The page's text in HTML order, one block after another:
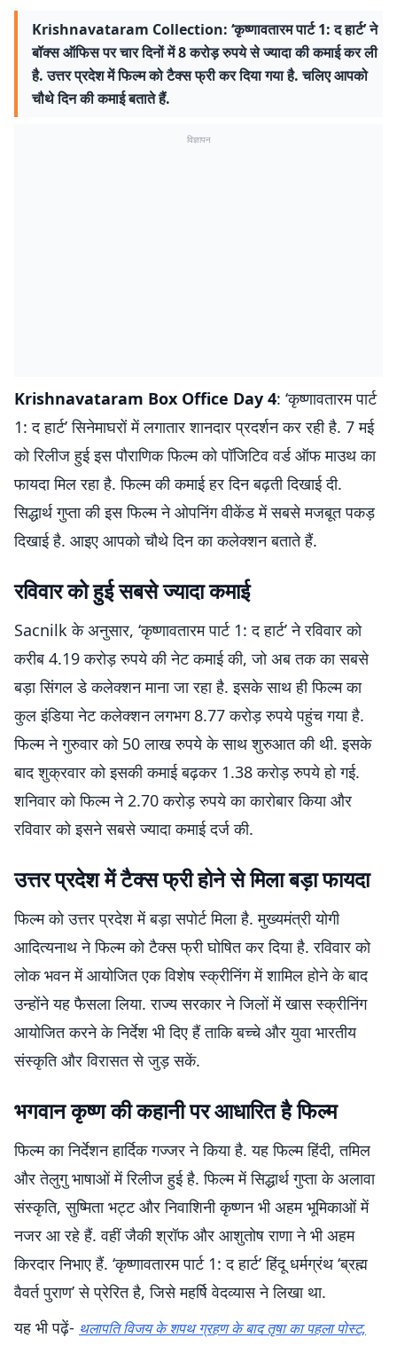
Krishnavataram Collection: ‘कृष्णावतारम पार्ट 1: द हार्ट’ ने
बॉक्स ऑफिस पर चार दिनों में 8 करोड़ रुपये से ज्यादा की कमाई कर ली
है. उत्तर प्रदेश में फिल्म को टैक्स फ्री कर दिया गया है. चलिए आपको
चौथे दिन की कमाई बताते हैं.
विज्ञापन
Krishnavataram Box Office Day 4: ‘कृष्णावतारम पार्ट
1: द हार्ट’ सिनेमाघरों में लगातार शानदार प्रदर्शन कर रही है. 7 मई
को रिलीज हुई इस पौराणिक फिल्म को पॉजिटिव वर्ड ऑफ माउथ का
फायदा मिल रहा है. फिल्म की कमाई हर दिन बढ़ती दिखाई दी.
सिद्धार्थ गुप्ता की इस फिल्म ने ओपनिंग वीकेंड में सबसे मजबूत पकड़
दिखाई है. आइए आपको चौथे दिन का कलेक्शन बताते हैं.
रविवार को हुई सबसे ज्यादा कमाई
Sacnilk के अनुसार, ‘कृष्णावतारम पार्ट 1: द हार्ट’ ने रविवार को
करीब 4.19 करोड़ रुपये की नेट कमाई की, जो अब तक का सबसे
बड़ा सिंगल डे कलेक्शन माना जा रहा है. इसके साथ ही फिल्म का
कुल इंडिया नेट कलेक्शन लगभग 8.77 करोड़ रुपये पहुंच गया है.
फिल्म ने गुरुवार को 50 लाख रुपये के साथ शुरुआत की थी. इसके
बाद शुक्रवार को इसकी कमाई बढ़कर 1.38 करोड़ रुपये हो गई.
शनिवार को फिल्म ने 2.70 करोड़ रुपये का कारोबार किया और
रविवार को इसने सबसे ज्यादा कमाई दर्ज की.
उत्तर प्रदेश में टैक्स फ्री होने से मिला बड़ा फायदा
फिल्म को उत्तर प्रदेश में बड़ा सपोर्ट मिला है. मुख्यमंत्री योगी
आदित्यनाथ ने फिल्म को टैक्स फ्री घोषित कर दिया है. रविवार को
लोक भवन में आयोजित एक विशेष स्क्रीनिंग में शामिल होने के बाद
उन्होंने यह फैसला लिया. राज्य सरकार ने जिलों में खास स्क्रीनिंग
आयोजित करने के निर्देश भी दिए हैं ताकि बच्चे और युवा भारतीय
संस्कृति और विरासत से जुड़ सकें.
भगवान कृष्ण की कहानी पर आधारित है फिल्म
फिल्म का निर्देशन हार्दिक गज्जर ने किया है. यह फिल्म हिंदी, तमिल
और तेलुगु भाषाओं में रिलीज हुई है. फिल्म में सिद्धार्थ गुप्ता के अलावा
संस्कृति, सुष्मिता भट्ट और निवाशिनी कृष्णन भी अहम भूमिकाओं में
नजर आ रहे हैं. वहीं जैकी श्रॉफ और आशुतोष राणा ने भी अहम
किरदार निभाए हैं. ‘कृष्णावतारम पार्ट 1: द हार्ट’ हिंदू धर्मग्रंथ ‘ब्रह्म
वैवर्त पुराण’ से प्रेरित है, जिसे महर्षि वेदव्यास ने लिखा था.
यह भी पढ़ें- थलापति विजय के शपथ ग्रहण के बाद तृषा का पहला पोस्ट,